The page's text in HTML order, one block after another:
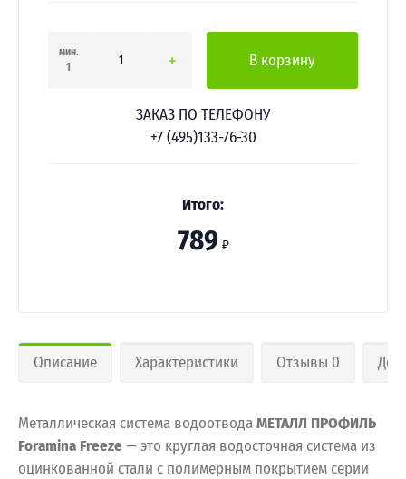
мин.
1
В корзину
ЗАКАЗ ПО ТЕЛЕФОНУ
+7 (495)133-76-30
Итого:
789 ₽
Описание Характеристики Отзывы 0
Металлическая система водоотводаМЕТАЛЛ ПРОФИЛЬ
Foramina Freeze— это круглая водосточная система из
оцинкованной стали с полимерным покрытием серии